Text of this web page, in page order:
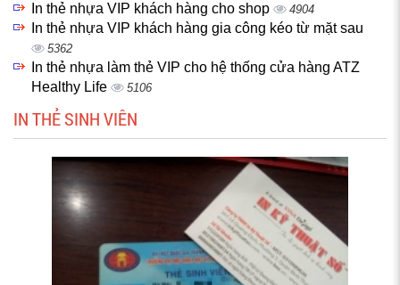
In thẻ nhựa VIP khách hàng cho shop 4904
In thẻ nhựa VIP khách hàng gia công kéo từ mặt sau
5362
In thẻ nhựa làm thẻ VIP cho hệ thống cửa hàng ATZ
Healthy Life
5106
IN THẺ SINH VIÊN